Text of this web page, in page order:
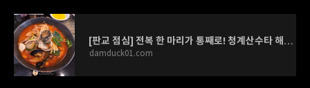
[판교 점심] 전복 한 마리가 통째로! 청계산수타 해물짬뽕의 이색적인 변신 by 직장인 점심 메뉴
damduck01.com